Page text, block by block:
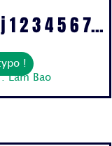
1 2 3 4 5 6 7...
!
Lam Bao